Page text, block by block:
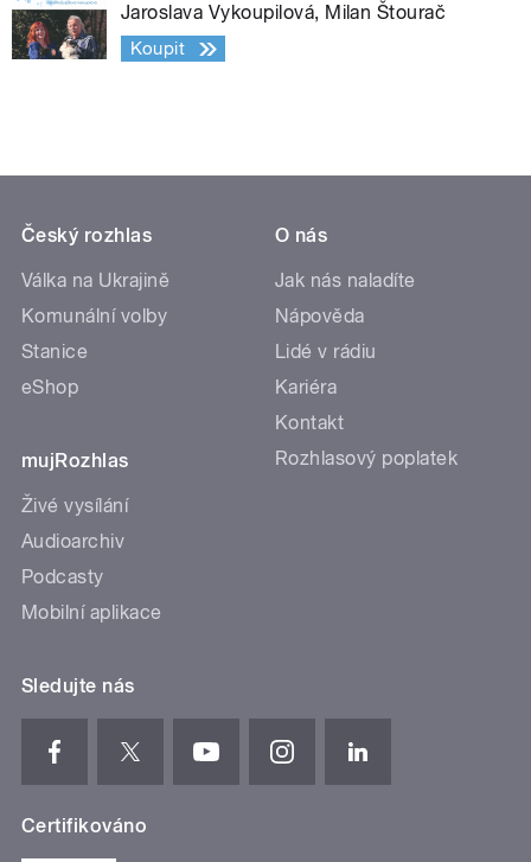
Jaroslava Vykoupilová, Milan Štourač
Koupit
Český rozhlas
Válka na Ukrajině
Komunální volby
Stanice
eShop
mujRozhlas
Živé vysílání
Audioarchiv
Podcasty
Mobilní aplikace
O nás
Jak nás naladíte
Nápověda
Lidé v rádiu
Kariéra
Kontakt
Rozhlasový poplatek
Sledujte nás
Certifikováno